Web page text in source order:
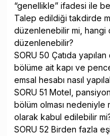
“genellikle” ifadesi ile
Talep edildiği takdirde
düzenlenebilir mi, hangi
düzenlenebilir?
SORU 50 Çatıda
bölüme ait kapı ve
emsal hesabı nasıl
SORU 51 Motel,
bölüm olması
olarak kabul edilebilir
SORU 52 Birden fazla